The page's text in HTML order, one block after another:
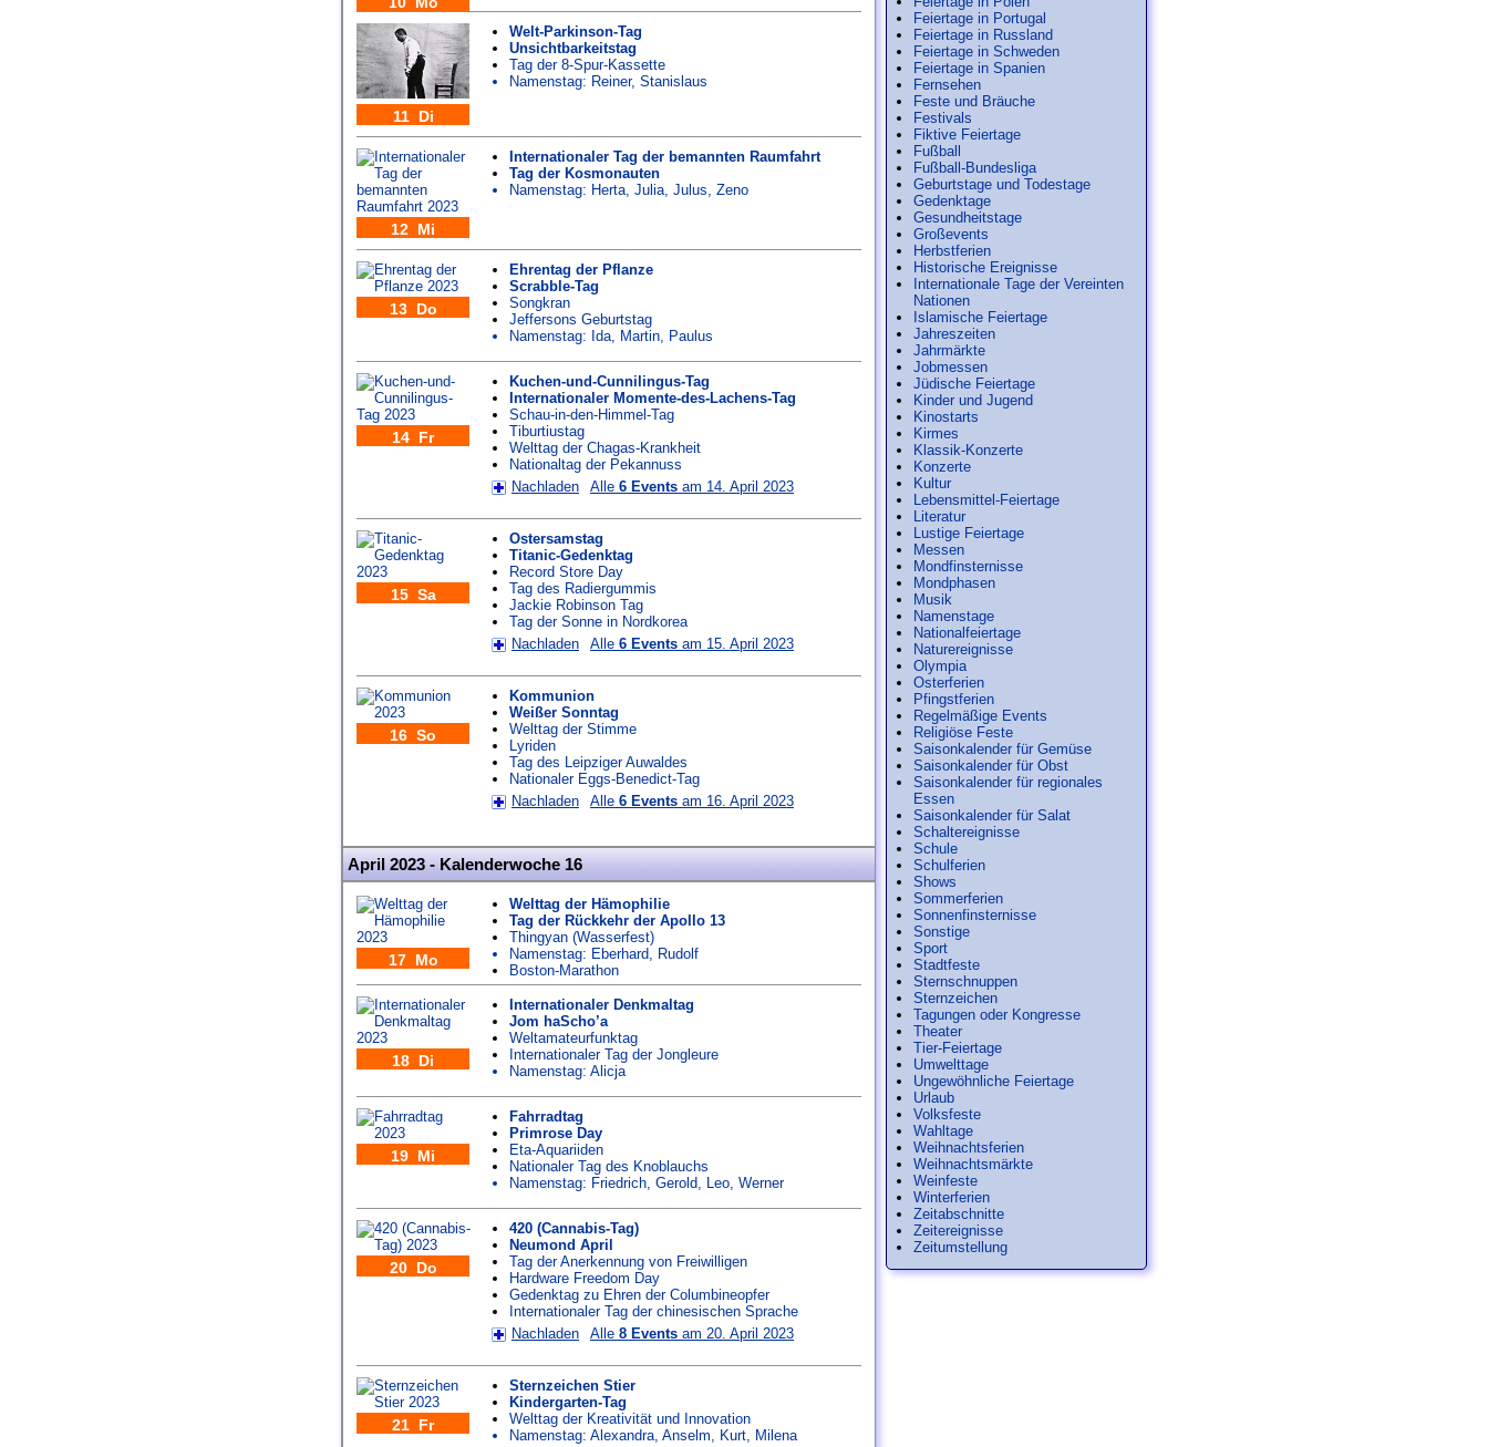
11 Di
Welt-Parkinson-Tag
Unsichtbarkeitstag
Tag der 8-Spur-Kassette
Namenstag: Reiner, Stanislaus
12 Mi
Internationaler Tag der bemannten Raumfahrt
Tag der Kosmonauten
Namenstag: Herta, Julia, Julus, Zeno
13 Do
Ehrentag der Pflanze
Scrabble-Tag
Songkran
Jeffersons Geburtstag
Namenstag: Ida, Martin, Paulus
14 Fr
Kuchen-und-Cunnilingus-Tag
Internationaler Momente-des-Lachens-Tag
Schau-in-den-Himmel-Tag
Tiburtiustag
Welttag der Chagas-Krankheit
Nationaltag der Pekannuss
Nachladen
Alle 6 Events am 14. April 2023
15 Sa
Ostersamstag
Titanic-Gedenktag
Record Store Day
Tag des Radiergummis
Jackie Robinson Tag
Tag der Sonne in Nordkorea
Nachladen
Alle 6 Events am 15. April 2023
16 So
Kommunion
Weißer Sonntag
Welttag der Stimme
Lyriden
Tag des Leipziger Auwaldes
Nationaler Eggs-Benedict-Tag
Nachladen
Alle 6 Events am 16. April 2023
April 2023 - Kalenderwoche 16
17 Mo
Welttag der Hämophilie
Tag der Rückkehr der Apollo 13
Thingyan (Wasserfest)
Namenstag: Eberhard, Rudolf
Boston-Marathon
18 Di
Internationaler Denkmaltag
Jom haScho’a
Weltamateurfunktag
Internationaler Tag der Jongleure
Namenstag: Alicja
19 Mi
Fahrradtag
Primrose Day
Eta-Aquariiden
Nationaler Tag des Knoblauchs
Namenstag: Friedrich, Gerold, Leo, Werner
20 Do
420 (Cannabis-Tag)
Neumond April
Tag der Anerkennung von Freiwilligen
Hardware Freedom Day
Gedenktag zu Ehren der Columbineopfer
Internationaler Tag der chinesischen Sprache
Nachladen
Alle 8 Events am 20. April 2023
21 Fr
Sternzeichen Stier
Kindergarten-Tag
Welttag der Kreativität und Innovation
Namenstag: Alexandra, Anselm, Kurt, Milena
Feiertage in Portugal
Feiertage in Russland
Feiertage in Schweden
Feiertage in Spanien
Fernsehen
Feste und Bräuche
Festivals
Fiktive Feiertage
Fußball
Fußball-Bundesliga
Geburtstage und Todestage
Gedenktage
Gesundheitstage
Großevents
Herbstferien
Historische Ereignisse
Internationale Tage der Vereinten
Nationen
Islamische Feiertage
Jahreszeiten
Jahrmärkte
Jobmessen
Jüdische Feiertage
Kinder und Jugend
Kinostarts
Kirmes
Klassik-Konzerte
Konzerte
Kultur
Lebensmittel-Feiertage
Literatur
Lustige Feiertage
Messen
Mondfinsternisse
Mondphasen
Musik
Namenstage
Nationalfeiertage
Naturereignisse
Olympia
Osterferien
Pfingstferien
Regelmäßige Events
Religiöse Feste
Saisonkalender für Gemüse
Saisonkalender für Obst
Saisonkalender für regionales
Essen
Saisonkalender für Salat
Schaltereignisse
Schule
Schulferien
Shows
Sommerferien
Sonnenfinsternisse
Sonstige
Sport
Stadtfeste
Sternschnuppen
Sternzeichen
Tagungen oder Kongresse
Theater
Tier-Feiertage
Umwelttage
Ungewöhnliche Feiertage
Urlaub
Volksfeste
Wahltage
Weihnachtsferien
Weihnachtsmärkte
Weinfeste
Winterferien
Zeitabschnitte
Zeitereignisse
Zeitumstellung